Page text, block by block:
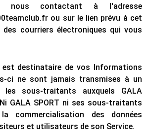
nous contactant à l'adresse
ou sur le lien prévu à cet
courriers électroniques qui vous
est destinataire de vos Informations
ci ne sont jamais transmises à un
sous-traitants auxquels GALA
GALA SPORT ni ses sous-traitants
commercialisation des données
et utilisateurs de son Service.